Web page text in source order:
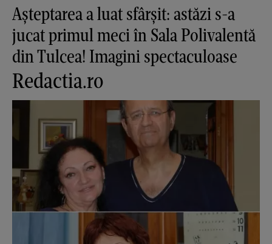
Așteptarea a luat sfârșit: astăzi s-a
jucat primul meci în Sala Polivalentă
din Tulcea! Imagini spectaculoase
Redactia.ro